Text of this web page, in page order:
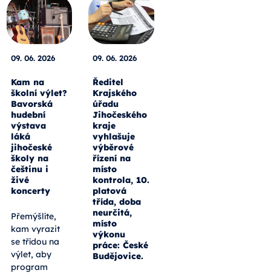
09. 06. 2026
Kam na
školní výlet?
Bavorská
hudební
výstava
láká
jihočeské
školy na
češtinu i
živé
koncerty
Přemýšlíte,
kam vyrazit
se třídou na
výlet, aby
program
09. 06. 2026
Ředitel
Krajského
úřadu
Jihočeského
kraje
vyhlašuje
výběrové
řízení na
místo
kontrola, 10.
platová
třída, doba
neurčitá,
místo
výkonu
práce: České
Budějovice.